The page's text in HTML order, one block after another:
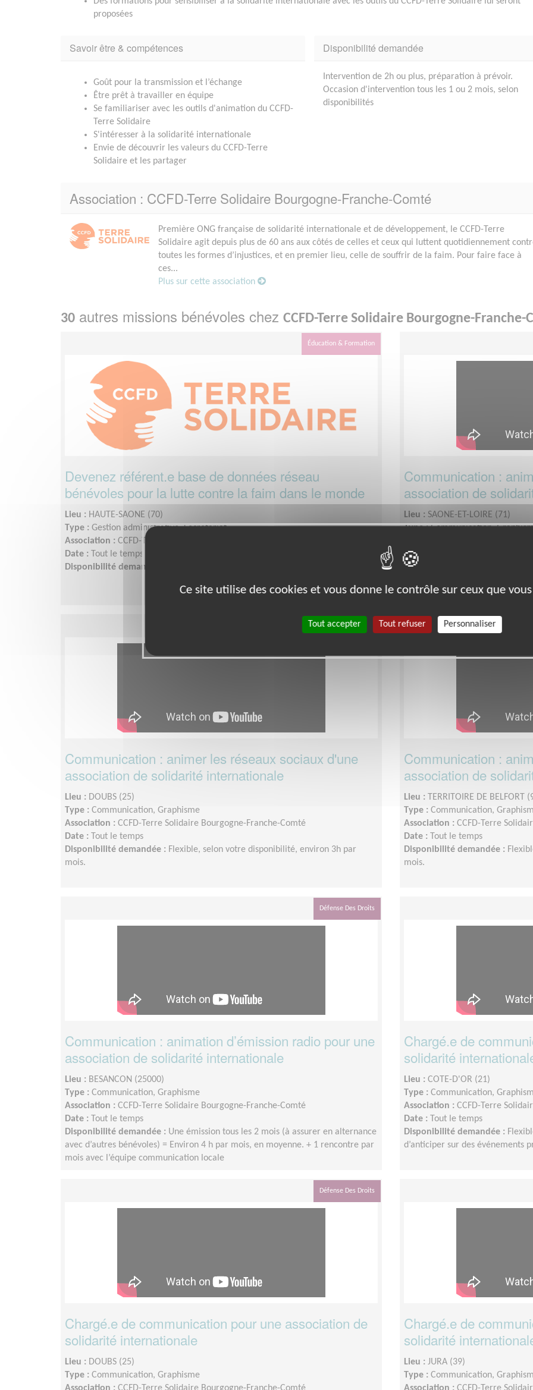
proposées
Savoir être & compétences
Goût pour la transmission et l’échange
Être prêt à travailler en équipe
Se familiariser avec les outils d'animation du CCFD-
Terre Solidaire
S'intéresser à la solidarité internationale
Envie de découvrir les valeurs du CCFD-Terre
Solidaire et les partager
Disponibilité demandée
Intervention de 2h ou plus, préparation à prévoir.
Occasion d'intervention tous les 1 ou 2 mois, selon
disponibilités
Association : CCFD-Terre Solidaire Bourgogne-Franche-Comté
Première ONG française de solidarité internationale et de développement, le CCFD-Terre
Solidaire agit depuis plus de 60 ans aux côtés de celles et ceux qui luttent quotidiennement
toutes les formes d’injustices, et en premier lieu, celle de souffrir de la faim. Pour faire face à
ces...
Plus sur cette association
30 autres missions bénévoles chez CCFD-Terre Solidaire Bourgogne-Franche-
Éducation & Formation
Devenez référent.e base de données réseau
bénévoles pour la lutte contre la faim dans le monde
Lieu : HAUTE-SAONE (70)
Type : Gestion administrative, Secrétariat
Association : CCFD-Terre Solidaire Bourgogne-Franche-Comté
Date : Tout le temps
Disponibilité demandée :
Communication :
association de
Lieu : SAONE-ET-LOIRE (71)
Type :Communication,
Date :
Disponibilité demandée :
Défense Des Droits
Communication : animer les réseaux sociaux d'une
association de solidarité internationale
Lieu : DOUBS (25)
Type : Communication, Graphisme
Association : CCFD-Terre Solidaire Bourgogne-Franche-Comté
Date : Tout le temps
Disponibilité demandée : Flexible, selon votre disponibilité, environ 3h par
mois.
Communication :
association de
Lieu : TERRITOIRE DE BELFORT
Type : Communication,
Association : CCFD-Terre
Date : Tout le temps
Disponibilité demandée :
mois.
Défense Des Droits
Communication : animation d’émission radio pour une
association de solidarité internationale
Lieu : BESANCON (25000)
Type : Communication, Graphisme
Association : CCFD-Terre Solidaire Bourgogne-Franche-Comté
Date : Tout le temps
Disponibilité demandée : Une émission tous les 2 mois (à assurer en alternance
avec d’autres bénévoles) = Environ 4 h par mois, en moyenne. + 1 rencontre par
mois avec l’équipe communication locale
Chargé.e de
solidarité
Lieu : COTE-D'OR (21)
Type : Communication,
Association : CCFD-Terre
Date : Tout le temps
Disponibilité demandée :
d’anticiper sur des événements
Défense Des Droits
Chargé.e de communication pour une association de
solidarité internationale
Lieu : DOUBS (25)
Type : Communication, Graphisme
Association : CCFD-Terre Solidaire Bourgogne-Franche-Comté
Chargé.e de
solidarité
Lieu : JURA (39)
Type : Communication,
Association : CCFD-Terre
Ce site utilise des cookies et vous donne le contrôle sur ceux que
Tout accepter Tout refuser Personnaliser